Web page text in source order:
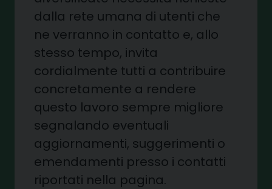
dalla rete umana di utenti che
ne verranno in contatto e, allo
stesso tempo, invita
cordialmente tutti a contribuire
concretamente a rendere
questo lavoro sempre migliore
segnalando eventuali
aggiornamenti, suggerimenti o
emendamenti presso i contatti
riportati nella pagina.